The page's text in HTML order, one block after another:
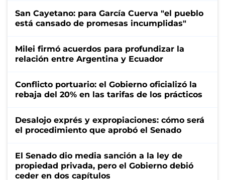
San Cayetano: para García Cuerva "el pueblo
está cansado de promesas incumplidas"
Milei firmó acuerdos para profundizar la
relación entre Argentina y Ecuador
Conflicto portuario: el Gobierno oficializó la
rebaja del 20% en las tarifas de los prácticos
Desalojo exprés y expropiaciones: cómo será
el procedimiento que aprobó el Senado
El Senado dio media sanción a la ley de
propiedad privada, pero el Gobierno debió
ceder en dos capítulos